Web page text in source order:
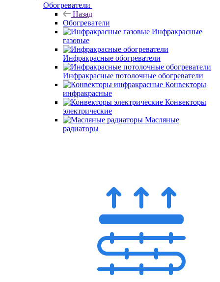
Обогреватели
Назад
Обогреватели
Инфракрасные
газовые
Инфракрасные обогреватели
Инфракрасные потолочные обогреватели
Конвекторы
инфракрасные
Конвекторы
электрические
Масляные
радиаторы